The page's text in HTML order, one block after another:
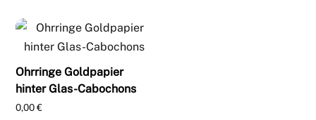
Ohrringe Goldpapier
hinter Glas-Cabochons
0,00€